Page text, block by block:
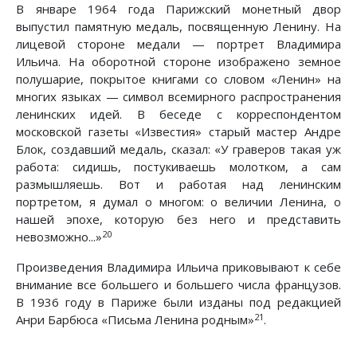
В январе 1964 года Парижский монетный двор
выпустил памятную медаль, посвященную Ленину. На
лицевой стороне медали — портрет Владимира
Ильича. На оборотной стороне изображено земное
полушарие, покрытое книгами со словом «Ленин» на
многих языках — символ всемирного распространения
ленинских идей. В беседе с корреспондентом
московской газеты «Известия» старый мастер Андре
Блок, создавший медаль, сказал: «У граверов такая уж
работа: сидишь, постукиваешь молотком, а сам
размышляешь. Вот и работая над ленинским
портретом, я думал о многом: о величии Ленина, о
нашей эпохе, которую без него и представить
невозможно...»20
Произведения Владимира Ильича приковывают к себе
внимание все большего и большего числа французов.
В 1936 году в Париже были изданы под редакцией
Анри Барбюса «Письма Ленина родным»21.